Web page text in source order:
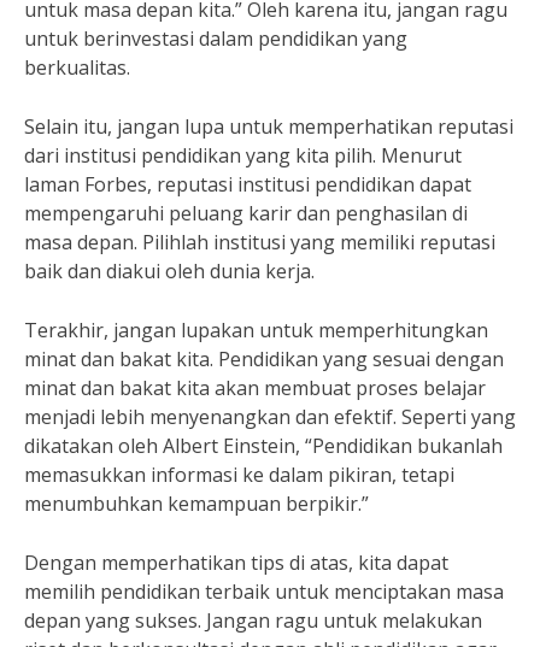
untuk masa depan kita.” Oleh karena itu, jangan ragu
untuk berinvestasi dalam pendidikan yang
berkualitas.
Selain itu, jangan lupa untuk memperhatikan reputasi
dari institusi pendidikan yang kita pilih. Menurut
laman Forbes, reputasi institusi pendidikan dapat
mempengaruhi peluang karir dan penghasilan di
masa depan. Pilihlah institusi yang memiliki reputasi
baik dan diakui oleh dunia kerja.
Terakhir, jangan lupakan untuk memperhitungkan
minat dan bakat kita. Pendidikan yang sesuai dengan
minat dan bakat kita akan membuat proses belajar
menjadi lebih menyenangkan dan efektif. Seperti yang
dikatakan oleh Albert Einstein, “Pendidikan bukanlah
memasukkan informasi ke dalam pikiran, tetapi
menumbuhkan kemampuan berpikir.”
Dengan memperhatikan tips di atas, kita dapat
memilih pendidikan terbaik untuk menciptakan masa
depan yang sukses. Jangan ragu untuk melakukan